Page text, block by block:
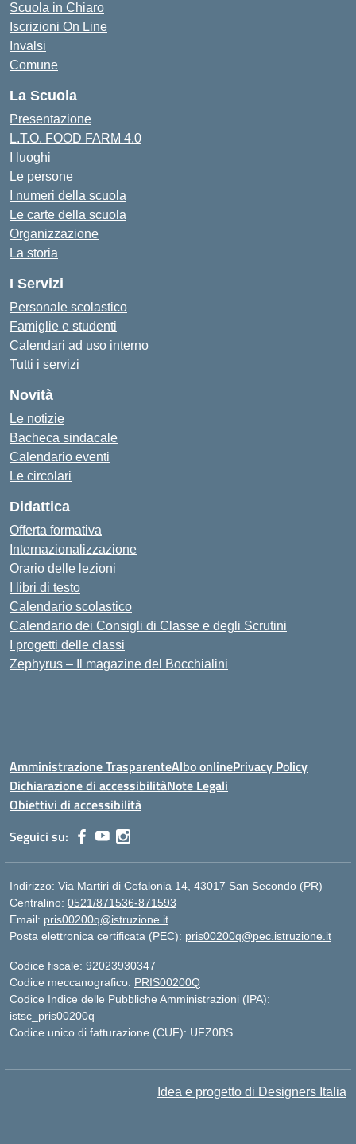
Scuola in Chiaro
Iscrizioni On Line
Invalsi
Comune
La Scuola
Presentazione
L.T.O. FOOD FARM 4.0
I luoghi
Le persone
I numeri della scuola
Le carte della scuola
Organizzazione
La storia
I Servizi
Personale scolastico
Famiglie e studenti
Calendari ad uso interno
Tutti i servizi
Novità
Le notizie
Bacheca sindacale
Calendario eventi
Le circolari
Didattica
Offerta formativa
Internazionalizzazione
Orario delle lezioni
I libri di testo
Calendario scolastico
Calendario dei Consigli di Classe e degli Scrutini
I progetti delle classi
Zephyrus – Il magazine del Bocchialini
Amministrazione TrasparenteAlbo onlinePrivacy Policy
Dichiarazione di accessibilitàNote Legali
Obiettivi di accessibilità
Seguici su:
Indirizzo: Via Martiri di Cefalonia 14, 43017 San Secondo (PR)
Centralino: 0521/871536-871593
Email: pris00200q@istruzione.it
Posta elettronica certificata (PEC): pris00200q@pec.istruzione.it
Codice fiscale: 92023930347
Codice meccanografico: PRIS00200Q
Codice Indice delle Pubbliche Amministrazioni (IPA):
istsc_pris00200q
Codice unico di fatturazione (CUF): UFZ0BS
Idea e progetto di Designers Italia